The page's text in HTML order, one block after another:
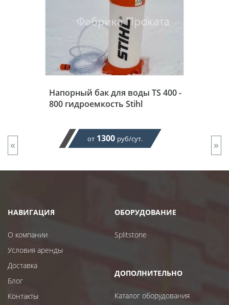
Напорный бак для воды TS 400 -
800 гидроемкость Stihl
от 1300 руб/сут.
« »
НАВИГАЦИЯ
О компании
Условия аренды
Доставка
Блог
Контакты
ОБОРУДОВАНИЕ
Splitstone
ДОПОЛНИТЕЛЬНО
Каталог оборудования